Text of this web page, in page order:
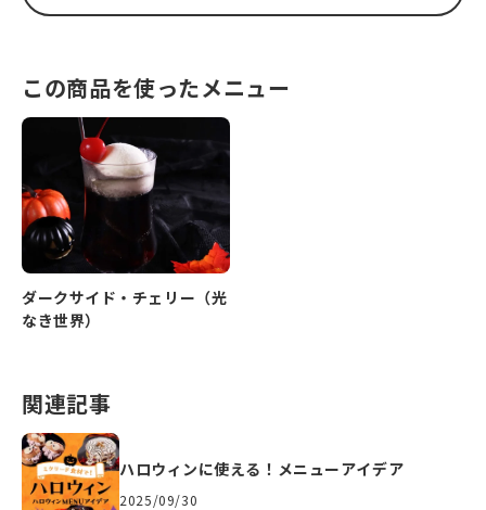
この商品を使ったメニュー
ダークサイド・チェリー（光
なき世界）
関連記事
ハロウィンに使える！メニューアイデア
2025/09/30